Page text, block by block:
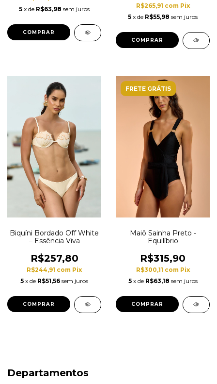
5 x de R$63,98 sem juros
COMPRAR
R$265,91 com Pix
5 x de R$55,98 sem juros
COMPRAR
Biquíni Bordado Off White
– Essência Viva
R$257,80
R$244,91 com Pix
5 x de R$51,56 sem juros
COMPRAR
FRETE GRÁTIS
Maiô Sainha Preto -
Equilíbrio
R$315,90
R$300,11 com Pix
5 x de R$63,18 sem juros
COMPRAR
Departamentos